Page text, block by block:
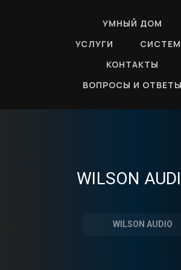
УМНЫЙ ДОМ
УСЛУГИ
КОНТАКТЫ
ВОПРОСЫ И ОТВЕТЫ
WILSON
WILSON AUDIO